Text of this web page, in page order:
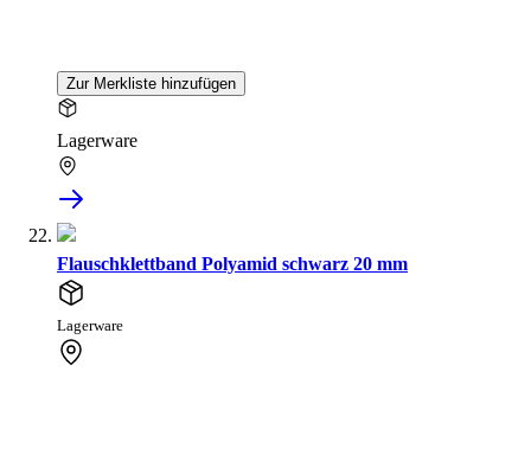
Zur Merkliste hinzufügen
Lagerware
Flauschklettband Polyamid schwarz 20 mm
Lagerware